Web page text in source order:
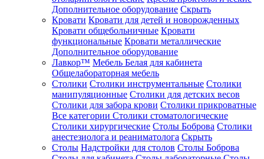
Дополнительное оборудование Скрыть
Кровати Кровати для детей и новорожденных
Кровати общебольничные Кровати
функциональные Кровати металлические
Дополнительное оборудование
Лавкор™ Мебель Белая для кабинета
Общелабораторная мебель
Столики Столики инструментальные Столики
манипуляционные Столики для детских весов
Столики для забора крови Столики прикроватные
Все категории Столики стоматологические
Столики хирургические Столы Боброва Столики
анестезиолога и реаниматолога Скрыть
Столы Надстройки для столов Столы Боброва